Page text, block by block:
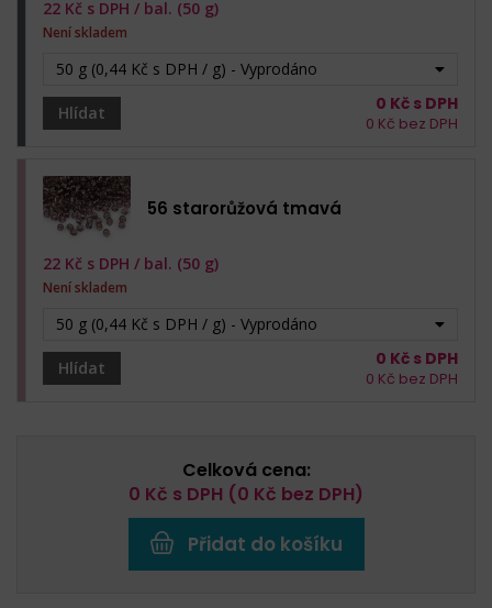
50 g (0,44 Kč s DPH / g) - Vyprodáno
Hlídat
22 Kč s DPH / bal. (50 g)
Není skladem
0 Kč s DPH
0 Kč bez DPH
56 starorůžová tmavá
50 g (0,44 Kč s DPH / g) - Vyprodáno
Hlídat
22 Kč s DPH / bal. (50 g)
Není skladem
0 Kč s DPH
0 Kč bez DPH
Celková cena:
0 Kč s DPH (0 Kč bez DPH)
Přidat do košíku